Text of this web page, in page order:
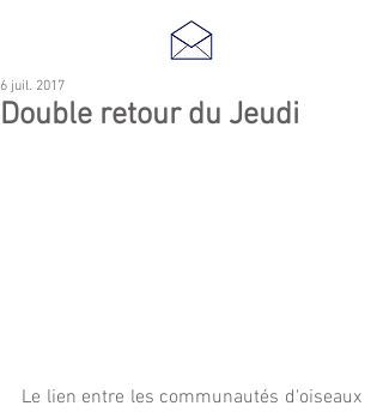
Double retour du Jeudi
6 juil. 2017
Le lien entre les communautés d'oiseaux